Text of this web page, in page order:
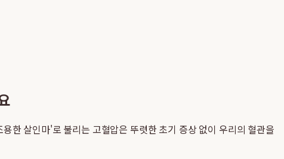
한 살인마'로 불리는 고혈압은 뚜렷한 초기 증상 없이 우리의 혈관을